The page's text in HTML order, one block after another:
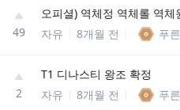
49
자유
8개월 전 푸
2
T1 디나스티 왕조 확정
자유
8개월 전 푸